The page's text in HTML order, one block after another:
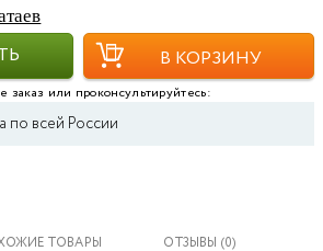
В КОРЗИНУ
заказ или проконсультируйтесь:
по всей России
ТОВАРЫ ОТЗЫВЫ (0)